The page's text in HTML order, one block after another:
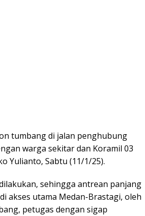
tumbang di jalan penghubung
warga sekitar dan Koramil 03
Yulianto, Sabtu (11/1/25).
sehingga antrean panjang
akses utama Medan-Brastagi, oleh
petugas dengan sigap